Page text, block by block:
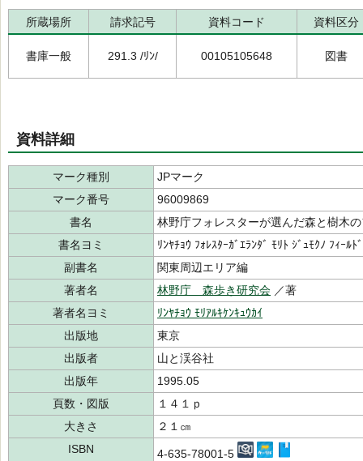
所蔵場所 請求記号 資料コード 資料区分
書庫一般 291.3 /ﾘﾝ/ 00105105648 図書
資料詳細
マーク種別
JPマーク
マーク番号
96009869
書名
林野庁フォレスターが選んだ森と樹木
書名ヨミ
ﾘﾝﾔﾁｮｳ ﾌｫﾚｽﾀｰｶﾞｴﾗﾝﾀﾞ ﾓﾘﾄ ｼﾞｭﾓｸﾉ ﾌｨｰﾙﾄ
副書名
関東周辺エリア編
著者名
林野庁 森歩き研究会 ／著
著者名ヨミ
ﾘﾝﾔﾁｮｳ ﾓﾘｱﾙｷｹﾝｷｭｳｶｲ
出版地
東京
出版者
山と渓谷社
出版年
1995.05
頁数・図版
１４１ｐ
大きさ
２１㎝
ISBN
4-635-78001-5